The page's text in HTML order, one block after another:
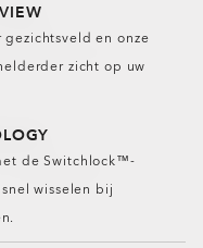
en onze
zicht op uw
de Switchlock™-
wisselen bij